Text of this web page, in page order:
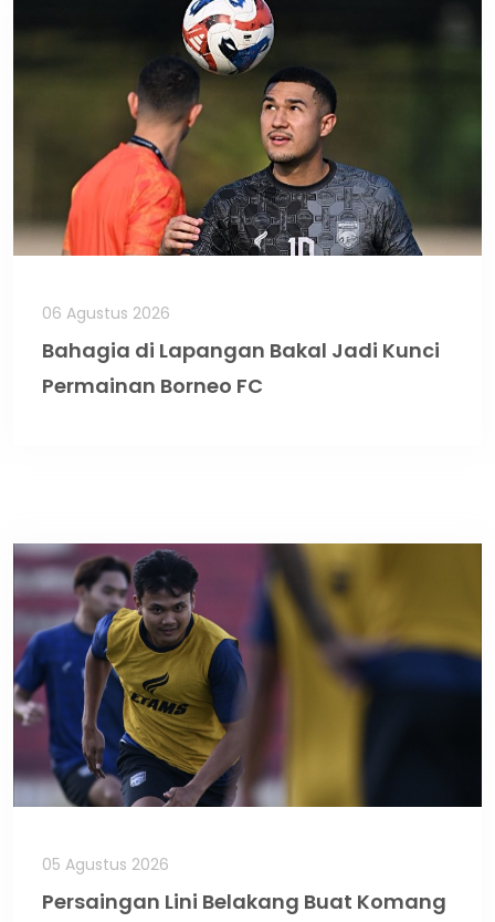
06 Agustus 2026
Bahagia di Lapangan Bakal Jadi Kunci
Permainan Borneo FC
05 Agustus 2026
Persaingan Lini Belakang Buat Komang